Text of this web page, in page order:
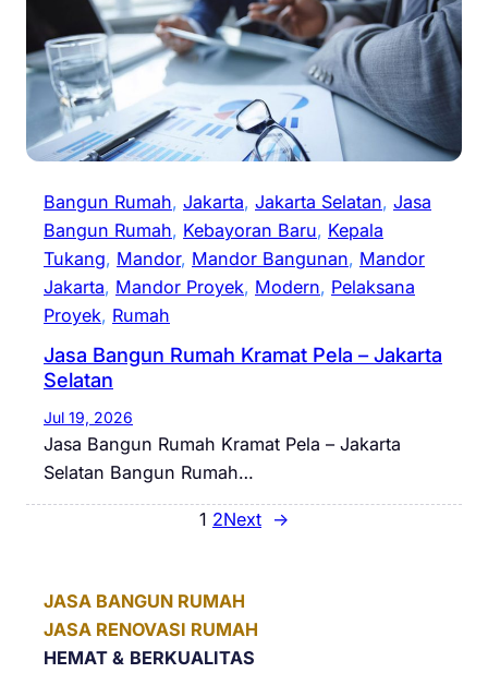
Bangun Rumah, Jakarta, Jakarta Selatan, Jasa
Bangun Rumah, Kebayoran Baru, Kepala
Tukang, Mandor, Mandor Bangunan, Mandor
Jakarta, Mandor Proyek, Modern, Pelaksana
Proyek, Rumah
Jasa Bangun Rumah Kramat Pela – Jakarta
Selatan
Jul 19, 2026
Jasa Bangun Rumah Kramat Pela – Jakarta
Selatan Bangun Rumah…
1 2Next →
JASA BANGUN RUMAH
JASA RENOVASI RUMAH
HEMAT & BERKUALITAS